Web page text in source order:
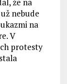
nebude
na
V
protesty